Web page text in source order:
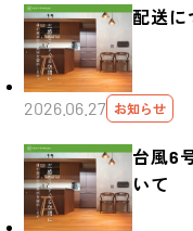
配送に
2026.06.27 お知らせ
台風6
いて